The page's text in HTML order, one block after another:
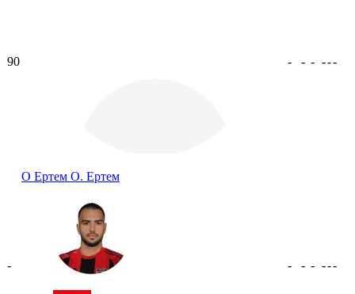
90
О Ертем О. Ертем
- - - ---
- - - - ---